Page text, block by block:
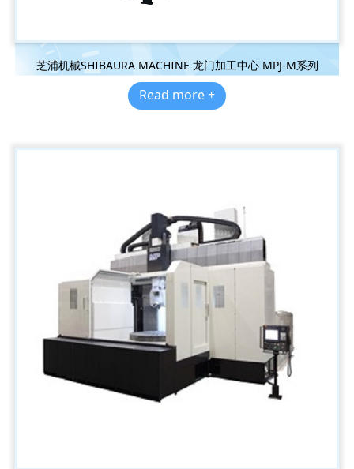
芝浦机械SHIBAURA MACHINE 龙门加工中心 MPJ-M系列
Read more +